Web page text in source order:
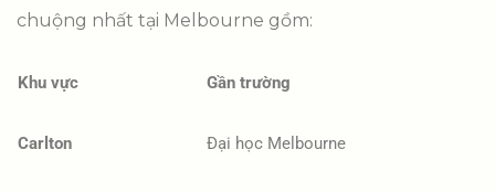
chuộng nhất tại Melbourne gồm:
Khu vực Gần trường
Carlton Đại học Melbourne